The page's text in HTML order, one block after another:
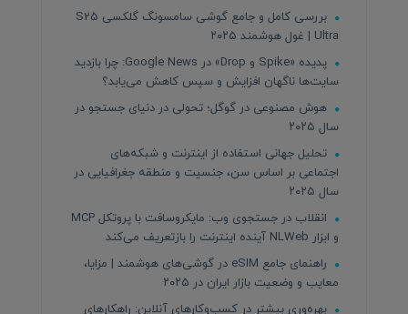
بررسی کامل و جامع گوشی سامسونگ گلکسی S25
Ultra | غول هوشمند ۲۰۲۵
پدیده «Spike و Drop» در Google News: چرا بازدید
سایت‌ها ناگهان افزایش و سپس کاهش می‌یابد؟
هوش مصنوعی در گوگل؛ تحولی در دنیای جستجو در
سال ۲۰۲۵
تحلیل جهانی استفاده از اینترنت و شبکه‌های
اجتماعی بر اساس سن، جنسیت و منطقه جغرافیایی در
سال ۲۰۲۵
انقلاب در جستجوی وب: مایکروسافت با پروتکل MCP
و ابزار NLWeb آینده اینترنت را بازتعریف می‌کند
راهنمای جامع eSIM در گوشی‌های هوشمند | مزایا،
معایب و وضعیت بازار ایران در ۲۰۲۵
بهره‌وری بیشتر در کسب‌وکارهای آنلاین: راهکارهای